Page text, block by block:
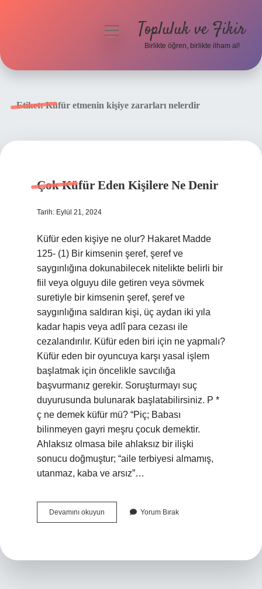
menüyüTopluluk ve Fikir
Birlikte öğren, birlikte ilham al!
Etiket:Küfür etmenin kişiye zararları nelerdir
Çok Küfür Eden Kişilere Ne Denir
Tarih: Eylül 21, 2024
Küfür eden kişiye ne olur? Hakaret Madde
125- (1) Bir kimsenin şeref, şeref ve
saygınlığına dokunabilecek nitelikte belirli bir
fiil veya olguyu dile getiren veya sövmek
suretiyle bir kimsenin şeref, şeref ve
saygınlığına saldıran kişi, üç aydan iki yıla
kadar hapis veya adlî para cezası ile
cezalandırılır. Küfür eden biri için ne yapmalı?
Küfür eden bir oyuncuya karşı yasal işlem
başlatmak için öncelikle savcılığa
başvurmanız gerekir. Soruşturmayı suç
duyurusunda bulunarak başlatabilirsiniz. P *
ç ne demek küfür mü? “Piç; Babası
bilinmeyen gayri meşru çocuk demektir.
Ahlaksız olmasa bile ahlaksız bir ilişki
sonucu doğmuştur; “aile terbiyesi almamış,
utanmaz, kaba ve arsız”…
Devamını okuyun
Küfür
Yorum Bırak